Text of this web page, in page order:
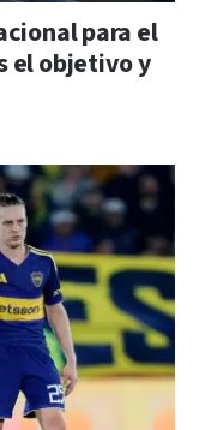
para el
el objetivo y